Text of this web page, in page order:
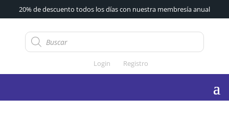
20% de descuento todos los días con nuestra membresía anual
Búsqueda
de
productos
Login
Registro